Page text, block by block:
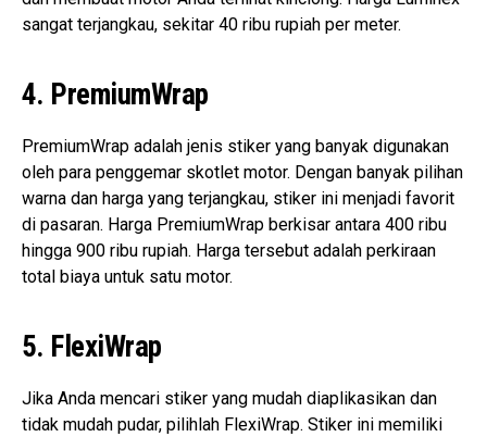
sangat terjangkau, sekitar 40 ribu rupiah per meter.
4. PremiumWrap
PremiumWrap adalah jenis stiker yang banyak digunakan
oleh para penggemar skotlet motor. Dengan banyak pilihan
warna dan harga yang terjangkau, stiker ini menjadi favorit
di pasaran. Harga PremiumWrap berkisar antara 400 ribu
hingga 900 ribu rupiah. Harga tersebut adalah perkiraan
total biaya untuk satu motor.
5. FlexiWrap
Jika Anda mencari stiker yang mudah diaplikasikan dan
tidak mudah pudar, pilihlah FlexiWrap. Stiker ini memiliki